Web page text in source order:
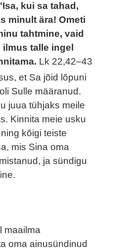
kui sa tahad,
minult ära! Ometi
tahtmine, vaid
talle ingel
Lk 22,42–43
et Sa jõid lõpuni
Sulle määranud.
juua tühjaks meile
Kinnita meie usku
kõigi teiste
mis Sina oma
ja sündigu
maailma
oma ainusündinud